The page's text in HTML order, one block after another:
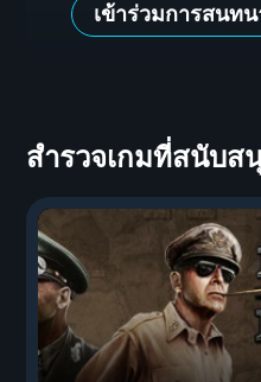
เข้าร่วมการสนทน
สำรวจเกมที่สนับส